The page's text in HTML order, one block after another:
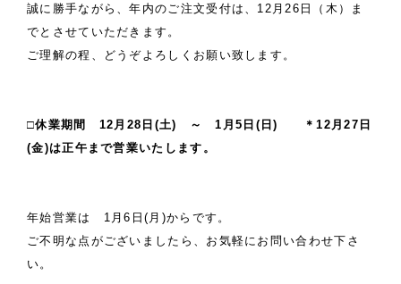
誠に勝手ながら、年内のご注文受付は、12月26日（木）ま
でとさせていただきます。
ご理解の程、どうぞよろしくお願い致します。
□休業期間 12月28日(土) ～ 1月5日(日) ＊12月27日
(金)は正午まで営業いたします。
年始営業は 1月6日(月)からです。
ご不明な点がございましたら、お気軽にお問い合わせ下さ
い。